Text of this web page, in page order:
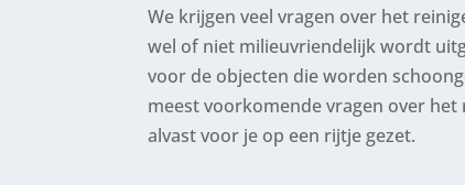
We krijgen veel vragen over het
wel of niet milieuvriendelijk wordt
voor de objecten die worden
meest voorkomende vragen over het
alvast voor je op een rijtje gezet.